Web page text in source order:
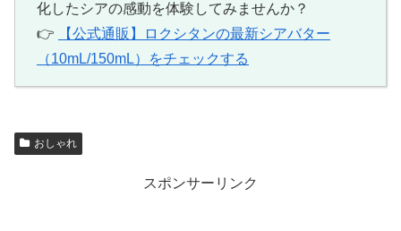
化したシアの感動を体験してみませんか？
👉
【公式通販】ロクシタンの最新シアバター
（10mL/150mL）をチェックする
おしゃれ
スポンサーリンク